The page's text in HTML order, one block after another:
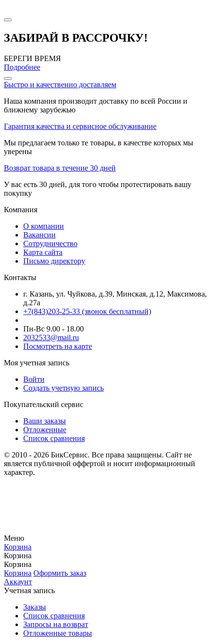
ЗАБИРАЙ В РАССРОЧКУ!
БЕРЕГИ ВРЕМЯ
Подробнее
Быстро и качественно доставляем
Наша компания производит доставку по всей России и
ближнему зарубежью
Гарантия качества и сервисное обслуживание
Мы предлагаем только те товары, в качестве которых мы
уверены
Возврат товара в течение 30 дней
У вас есть 30 дней, для того чтобы протестировать вашу
покупку
Компания
О компании
Вакансии
Сотрудничество
Карта сайта
Письмо директору
Контакты
г. Казань, ул. Чуйкова, д.39, Минская, д.12, Максимова,
д.27а
+7(843)203-25-33 (звонок бесплатный)
Пн-Вс 9.00 - 18.00
2032533@mail.ru
Посмотреть на карте
Моя учетная запись
Войти
Создать учетную запись
Покупательский сервис
Ваши заказы
Отложенные
Список сравнения
© 2010 - 2026 БикСервис. Все права защищены. Сайт не
является публичной оффертой и носит информационный
характер.
Меню
Корзина
Корзина
Корзина
Корзина Оформить заказ
Аккаунт
Учетная запись
Заказы
Список сравнения
Запросы на возврат
Отложенные товары